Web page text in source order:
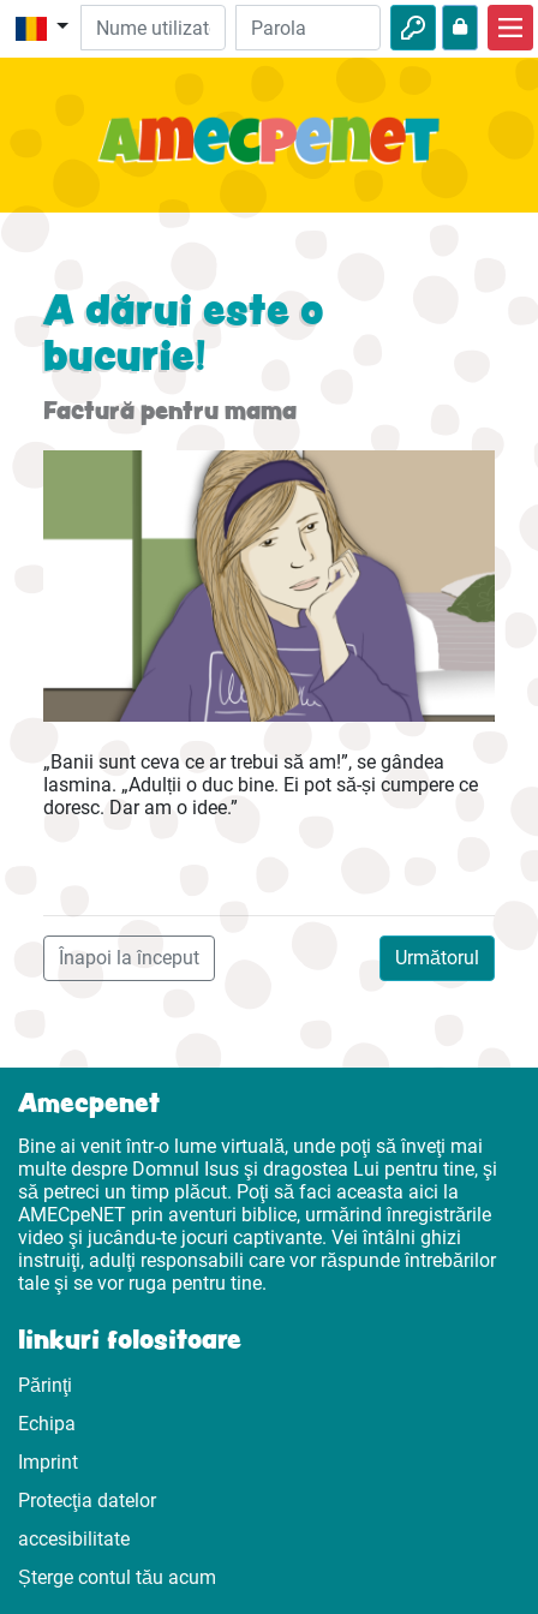
Biblie
Aventuri
A dărui este o
bucurie!
Factură pentru mama
„Banii sunt ceva ce ar trebui să am!”, se gândea
Iasmina. „Adulții o duc bine. Ei pot să-și cumpere ce
doresc. Dar am o idee.”
Următorul
Înapoi la început
Amecpenet
Bine ai venit într-o lume virtuală, unde poţi să înveţi mai
multe despre Domnul Isus şi dragostea Lui pentru tine, şi
să petreci un timp plăcut. Poţi să faci aceasta aici la
AMECpeNET prin aventuri biblice, urmărind înregistrările
video şi jucându-te jocuri captivante. Vei întâlni ghizi
instruiţi, adulţi responsabili care vor răspunde întrebărilor
tale şi se vor ruga pentru tine.
linkuri folositoare
Părinţi
Echipa
Imprint
Protecţia datelor
accesibilitate
Șterge contul tău acum